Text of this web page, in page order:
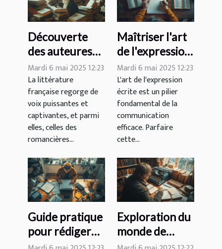
Découverte
des auteures
françaises : les
femmes
romancières
qui marquent
la littérature
Mardi 6 mai 2025 12:23
La littérature
française regorge de
voix puissantes et
captivantes, et parmi
elles, celles des
romancières...
Maîtriser l'art
de l'expression
écrite : astuces
et techniques
essentielles
Mardi 6 mai 2025 12:23
L'art de l'expression
écrite est un pilier
fondamental de la
communication
efficace. Parfaire
cette...
Guide pratique
pour rédiger
efficacement
Exploration du
monde de
l'écriture :